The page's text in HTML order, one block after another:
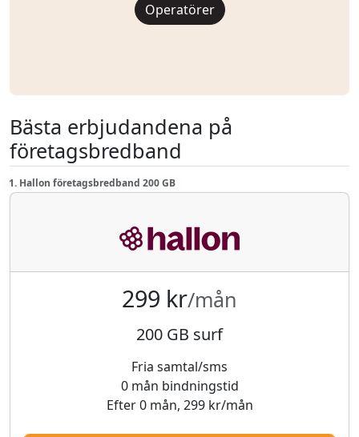
Operatörer
Bästa erbjudandena på
företagsbredband
1. Hallon företagsbredband 200 GB
299 kr/mån
200 GB surf
Fria samtal/sms
0 mån bindningstid
Efter 0 mån, 299 kr/mån